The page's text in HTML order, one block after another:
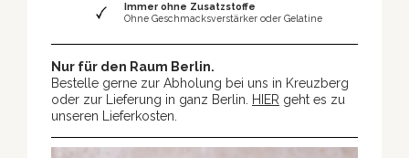
Immer ohne Zusatzstoffe
Ohne Geschmacksverstärker oder Gelatine
Nur für den Raum Berlin.
Bestelle gerne zur Abholung bei uns in Kreuzberg
oder zur Lieferung in ganz Berlin.
HIER geht es zu
unseren Lieferkosten.